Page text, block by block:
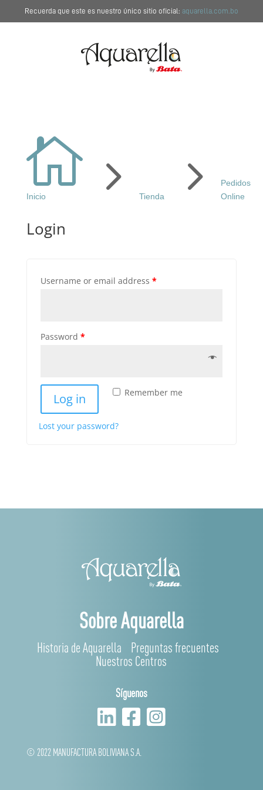
Recuerda que este es nuestro único sitio oficial: aquarella.com.bo

Inicio 5 Tienda 5
Pedidos
Online
Login
Username or email address *
Password *
Remember me
Log in
Lost your password?
Sobre Aquarella
Historia de Aquarella
Preguntas frecuentes
Nuestros Centros
Síguenos
© 2022 MANUFACTURA BOLIVIANA S.A.